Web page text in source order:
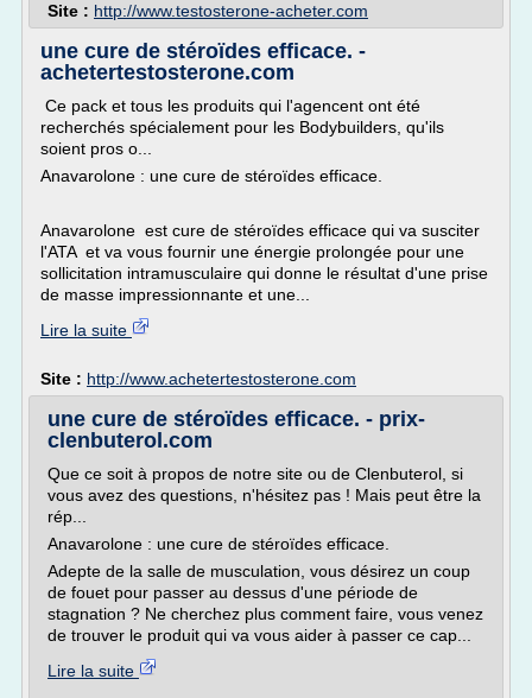
Site : http://www.testosterone-acheter.com
une cure de stéroïdes efficace. -
achetertestosterone.com
Ce pack et tous les produits qui l'agencent ont été
recherchés spécialement pour les Bodybuilders, qu'ils
soient pros o...
Anavarolone : une cure de stéroïdes efficace.
Anavarolone est cure de stéroïdes efficace qui va susciter
l'ATA et va vous fournir une énergie prolongée pour une
sollicitation intramusculaire qui donne le résultat d'une prise
de masse impressionnante et une...
Lire la suite
Site : http://www.achetertestosterone.com
une cure de stéroïdes efficace. - prix-
clenbuterol.com
Que ce soit à propos de notre site ou de Clenbuterol, si
vous avez des questions, n'hésitez pas ! Mais peut être la
rép...
Anavarolone : une cure de stéroïdes efficace.
Adepte de la salle de musculation, vous désirez un coup
de fouet pour passer au dessus d'une période de
stagnation ? Ne cherchez plus comment faire, vous venez
de trouver le produit qui va vous aider à passer ce cap...
Lire la suite